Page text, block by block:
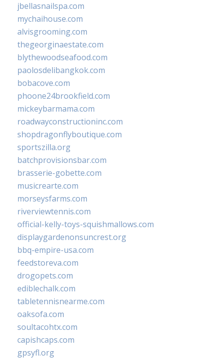
jbellasnailspa.com
mychaihouse.com
alvisgrooming.com
thegeorginaestate.com
blythewoodseafood.com
paolosdelibangkok.com
bobacove.com
phoone24brookfield.com
mickeybarmama.com
roadwayconstructioninc.com
shopdragonflyboutique.com
sportszilla.org
batchprovisionsbar.com
brasserie-gobette.com
musicrearte.com
morseysfarms.com
riverviewtennis.com
official-kelly-toys-squishmallows.com
displaygardenonsuncrest.org
bbq-empire-usa.com
feedstoreva.com
drogopets.com
ediblechalk.com
tabletennisnearme.com
oaksofa.com
soultacohtx.com
capishcaps.com
gpsyfl.org